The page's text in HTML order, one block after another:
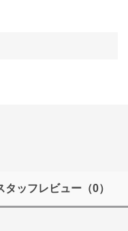
タッフレビュー（0）